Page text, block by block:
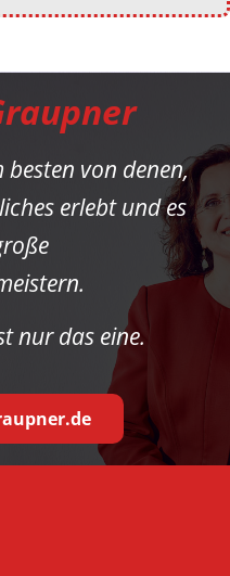
besten von denen,
erlebt und es
nur das eine.